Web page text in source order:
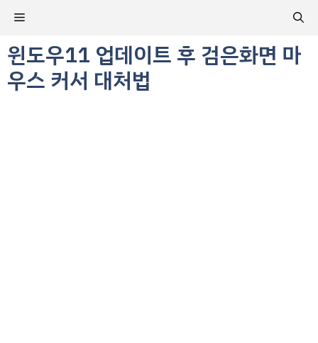
츠
로
건
메
뉴
윈도우11 업데이트 후 검은화면 마
우스 커서 대처법